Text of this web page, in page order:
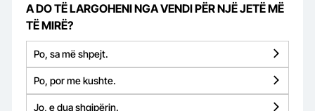
A DO TË LARGOHENI NGA VENDI PËR NJË JETË MË
TË MIRË?
Po, sa më shpejt.
Po, por me kushte.
Jo, e dua shqipërin.